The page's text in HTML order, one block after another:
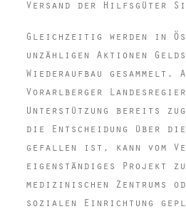
Versand der Hilfsgüter
Gleichzeitig werden in
unzähligen Aktionen
Wiederaufbau gesammelt.
Vorarlberger
Unterstützung bereits
die Entscheidung über
gefallen ist, kann vom
eigenständiges Projekt
medizinischen Zentrums
sozialen Einrichtung